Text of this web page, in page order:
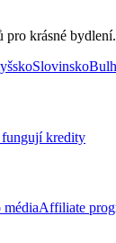
pro krásné bydlení.
Slovinsko
fungují kredity
médiaAffiliate